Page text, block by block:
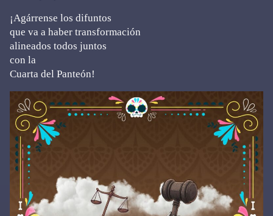
¡Agárrense los difuntos
que va a haber transformación
alineados todos juntos
con la
Cuarta del Panteón!